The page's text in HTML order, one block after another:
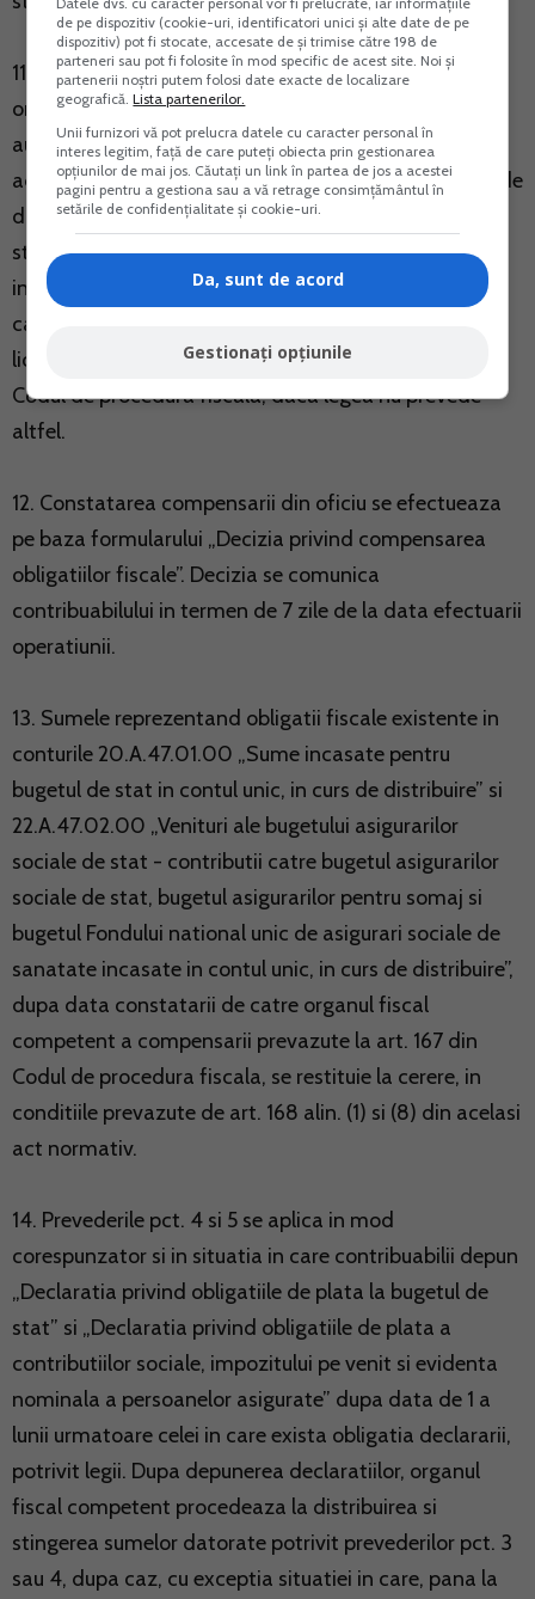
11. Constatarea din oficiu a compensarii de catre
organul fiscal competent poate fi efectuata si in mod
automat, prin intermediul aplicatiei informatice de
administrare a creantelor fiscale, ulterior operatiunii de
distribuire a sumelor platite in conturile unice. Data
stingerii obligatiilor fiscale prin aceasta modalitate,
inclusiv cea efectuata in mod automat, este data la
care creantele exista deodata, fiind deopotriva certe,
lichide si exigibile, potrivit prevederilor art. 167 din
Codul de procedura fiscala, daca legea nu prevede
altfel.
12. Constatarea compensarii din oficiu se efectueaza
pe baza formularului „Decizia privind compensarea
obligatiilor fiscale”. Decizia se comunica
contribuabilului in termen de 7 zile de la data efectuarii
operatiunii.
13. Sumele reprezentand obligatii fiscale existente in
conturile 20.A.47.01.00 „Sume incasate pentru
bugetul de stat in contul unic, in curs de distribuire” si
22.A.47.02.00 „Venituri ale bugetului asigurarilor
sociale de stat - contributii catre bugetul asigurarilor
sociale de stat, bugetul asigurarilor pentru somaj si
bugetul Fondului national unic de asigurari sociale de
sanatate incasate in contul unic, in curs de distribuire”,
dupa data constatarii de catre organul fiscal
competent a compensarii prevazute la art. 167 din
Codul de procedura fiscala, se restituie la cerere, in
conditiile prevazute de art. 168 alin. (1) si (8) din acelasi
act normativ.
14. Prevederile pct. 4 si 5 se aplica in mod
corespunzator si in situatia in care contribuabilii depun
„Declaratia privind obligatiile de plata la bugetul de
stat” si „Declaratia privind obligatiile de plata a
contributiilor sociale, impozitului pe venit si evidenta
nominala a persoanelor asigurate” dupa data de 1 a
lunii urmatoare celei in care exista obligatia declararii,
potrivit legii. Dupa depunerea declaratiilor, organul
fiscal competent procedeaza la distribuirea si
stingerea sumelor datorate potrivit prevederilor pct. 3
sau 4, dupa caz, cu exceptia situatiei in care, pana la
de pe dispozitiv (cookie-uri, identificatori unici și alte date de pe
dispozitiv) pot fi stocate, accesate de și trimise către 198 de
parteneri sau pot fi folosite în mod specific de acest site. Noi și
partenerii noștri putem folosi date exacte de localizare
geografică.Lista partenerilor.
Unii furnizori vă pot prelucra datele cu caracter personal în
interes legitim, față de care puteți obiecta prin gestionarea
opțiunilor de mai jos. Căutați un link în partea de jos a acestei
pagini pentru a gestiona sau a vă retrage consimțământul în
setările de confidențialitate și cookie-uri.
Da, sunt de acord
Gestionați opțiunile